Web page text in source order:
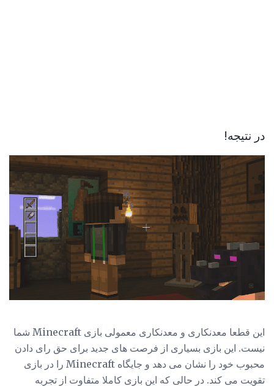
در نتیجه!
این قطعا معدنکاری و معدنکاری معمولی بازی Minecraft شما
نیست. این بازی بسیاری از فرصت های جدید برای حق رای دادن
محبوب خود را نشان می دهد و جایگاه Minecraft را در بازی
تقویت می کند. در حالی که این بازی کاملا متفاوت از تجربه